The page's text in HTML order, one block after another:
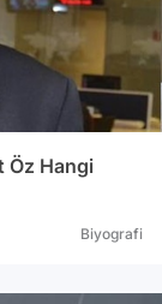
Öz Hangi
Biyografi